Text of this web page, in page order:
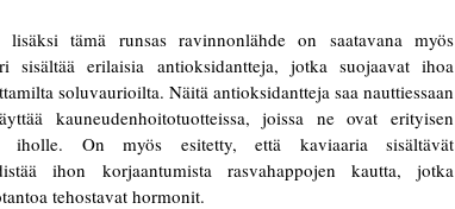
lisäksi tämä runsas ravinnonlähde on saatavana myös
sisältää erilaisia antioksidantteja, jotka suojaavat ihoa
soluvaurioilta. Näitä antioksidantteja saa nauttiessaan
kauneudenhoitotuotteissa, joissa ne ovat erityisen
iholle. On myös esitetty, että kaviaaria sisältävät
ihon korjaantumista rasvahappojen kautta, jotka
tehostavat hormonit.